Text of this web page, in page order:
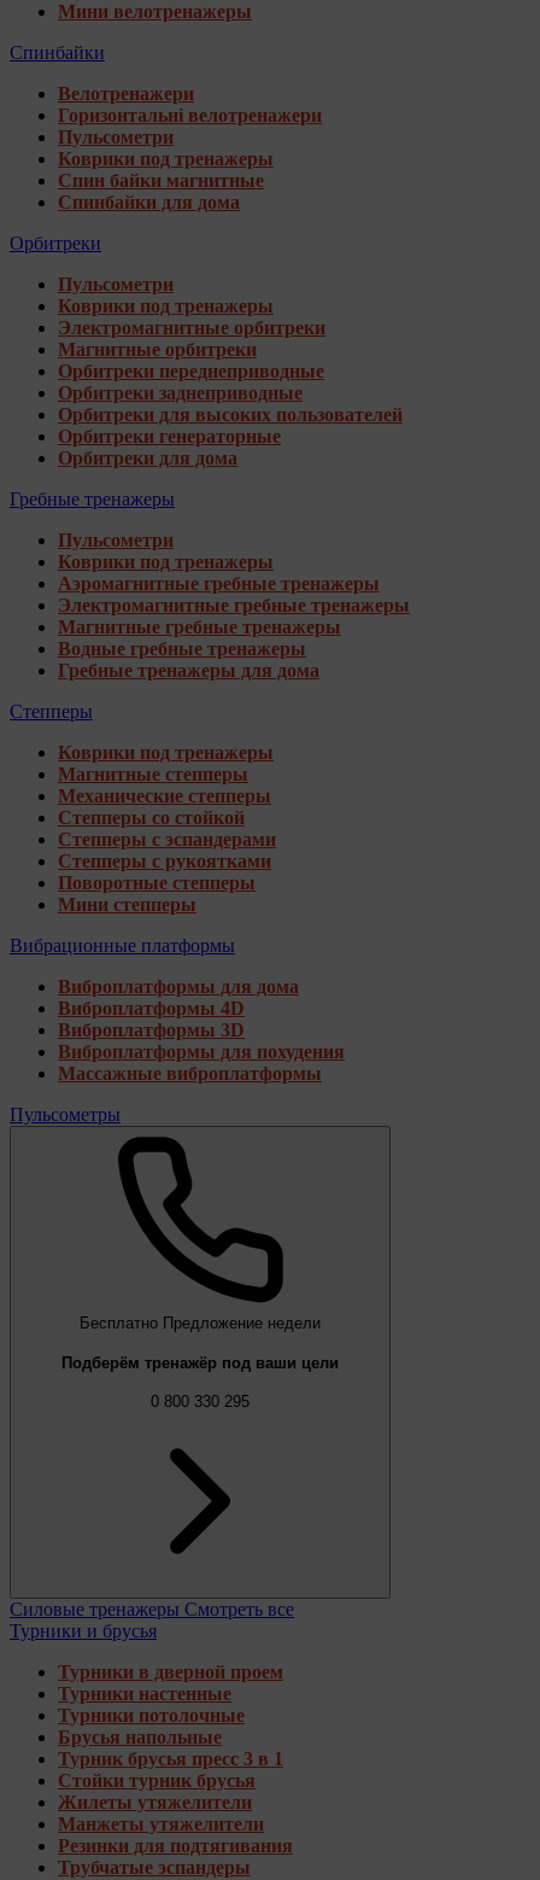
Мини велотренажеры
Спинбайки
Велотренажери
Горизонтальні велотренажери
Пульсометри
Коврики под тренажеры
Спин байки магнитные
Спинбайки для дома
Орбитреки
Пульсометри
Коврики под тренажеры
Электромагнитные орбитреки
Магнитные орбитреки
Орбитреки переднеприводные
Орбитреки заднеприводные
Орбитреки для высоких пользователей
Орбитреки генераторные
Орбитреки для дома
Гребные тренажеры
Пульсометри
Коврики под тренажеры
Аэромагнитные гребные тренажеры
Электромагнитные гребные тренажеры
Магнитные гребные тренажеры
Водные гребные тренажеры
Гребные тренажеры для дома
Степперы
Коврики под тренажеры
Магнитные степперы
Механические степперы
Степперы со стойкой
Степперы с эспандерами
Степперы с рукоятками
Поворотные степперы
Мини степперы
Вибрационные платформы
Виброплатформы для дома
Виброплатформы 4D
Виброплатформы 3D
Виброплатформы для похудения
Массажные виброплатформы
Пульсометры
Бесплатно Предложение недели
Подберём тренажёр под ваши цели
0 800 330 295
Силовые тренажеры Смотреть все
Турники и брусья
Турники в дверной проем
Турники настенные
Турники потолочные
Брусья напольные
Турник брусья пресс 3 в 1
Стойки турник брусья
Жилеты утяжелители
Манжеты утяжелители
Резинки для подтягивания
Трубчатые эспандеры